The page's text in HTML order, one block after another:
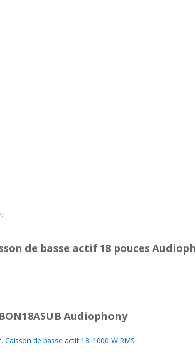
de basse actif 18 pouces
Audiophony
Caisson de basse actif 18' 1000 W RMS